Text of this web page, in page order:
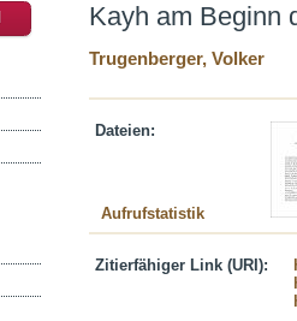
Kayh am Beginn
Trugenberger, Volker
Dateien:
Aufrufstatistik
Zitierfähiger Link (URI):